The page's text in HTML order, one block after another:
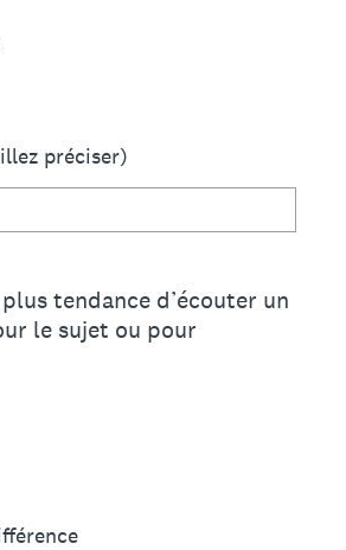
préciser)
tendance d’écouter un
le sujet ou pour